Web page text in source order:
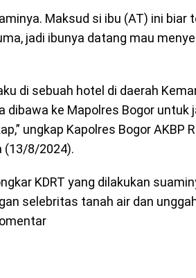
Maksud si ibu (AT) ini biar
jadi ibunya datang mau
di sebuah hotel di daerah
ke Mapolres Bogor untuk
ungkap Kapolres Bogor AKBP
(13/8/2024).
KDRT yang dilakukan
selebritas tanah air dan